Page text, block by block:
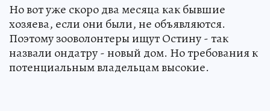
Но вот уже скоро два месяца как бывшие
хозяева, если они были, не объявляются.
Поэтому зооволонтеры ищут Остину - так
назвали ондатру - новый дом. Но требования к
потенциальным владельцам высокие.